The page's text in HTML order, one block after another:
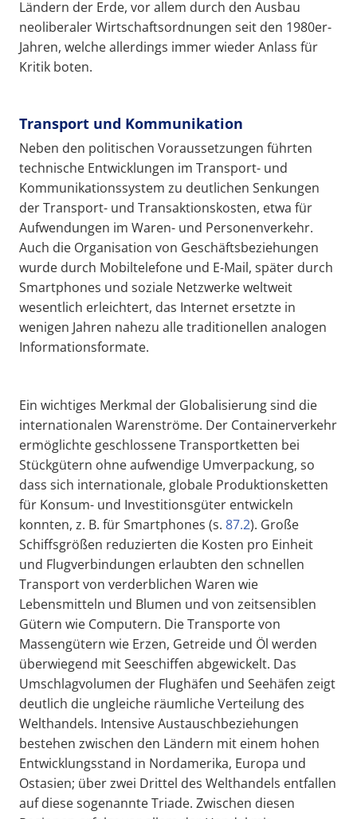
Ländern der Erde, vor allem durch den Ausbau
neoliberaler Wirtschaftsordnungen seit den 1980er-
Jahren, welche allerdings immer wieder Anlass für
Kritik boten.
Transport und Kommunikation
Neben den politischen Voraussetzungen führten
technische Entwicklungen im Transport- und
Kommunikationssystem zu deutlichen Senkungen
der Transport- und Transaktionskosten, etwa für
Aufwendungen im Waren- und Personenverkehr.
Auch die Organisation von Geschäftsbeziehungen
wurde durch Mobiltelefone und E-Mail, später durch
Smartphones und soziale Netzwerke weltweit
wesentlich erleichtert, das Internet ersetzte in
wenigen Jahren nahezu alle traditionellen analogen
Informationsformate.
Ein wichtiges Merkmal der Globalisierung sind die
internationalen Warenströme. Der Containerverkehr
ermöglichte geschlossene Transportketten bei
Stückgütern ohne aufwendige Umverpackung, so
dass sich internationale, globale Produktionsketten
für Konsum- und Investitionsgüter entwickeln
konnten, z. B. für Smartphones (s. 87.2). Große
Schiffsgrößen reduzierten die Kosten pro Einheit
und Flugverbindungen erlaubten den schnellen
Transport von verderblichen Waren wie
Lebensmitteln und Blumen und von zeitsensiblen
Gütern wie Computern. Die Transporte von
Massengütern wie Erzen, Getreide und Öl werden
überwiegend mit Seeschiffen abgewickelt. Das
Umschlagvolumen der Flughäfen und Seehäfen zeigt
deutlich die ungleiche räumliche Verteilung des
Welthandels. Intensive Austauschbeziehungen
bestehen zwischen den Ländern mit einem hohen
Entwicklungsstand in Nordamerika, Europa und
Ostasien; über zwei Drittel des Welthandels entfallen
auf diese sogenannte Triade. Zwischen diesen